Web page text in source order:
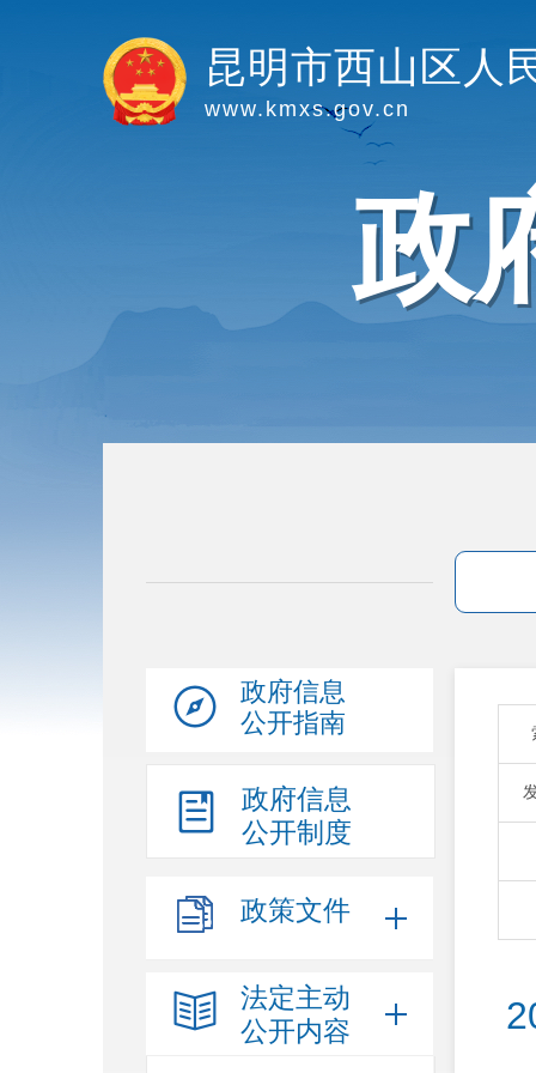
昆明市西山区人
www.kmxs.gov.cn
政
政府信息
公开指南
政府信息
公开制度
政策文件
法定主动
公开内容